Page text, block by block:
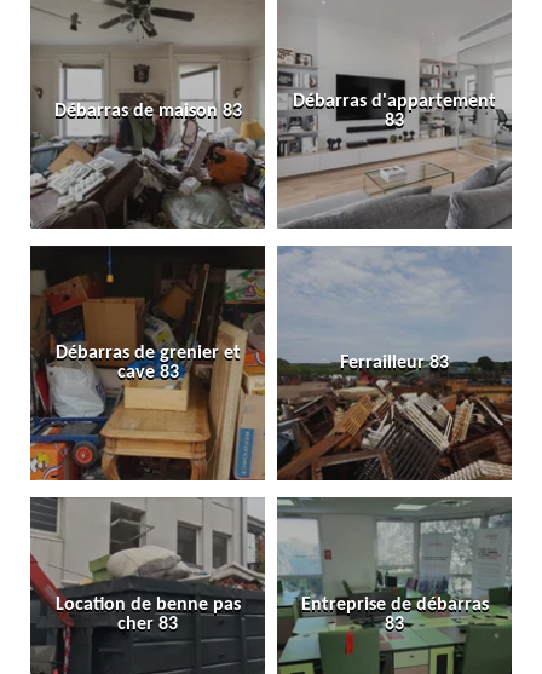
Débarras de maison 83
Débarras d'appartement
83
Débarras de grenier et
cave 83
Ferrailleur 83
Location de benne pas
cher 83
Entreprise de débarras
83